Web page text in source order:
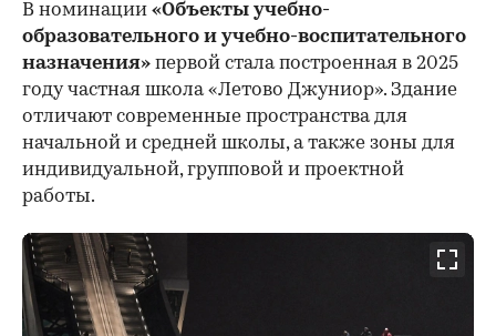
В номинации «Объекты учебно-
образовательного и учебно-воспитательного
назначения» первой стала построенная в 2025
году частная школа «Летово Джуниор». Здание
отличают современные пространства для
начальной и средней школы, а также зоны для
индивидуальной, групповой и проектной
работы.